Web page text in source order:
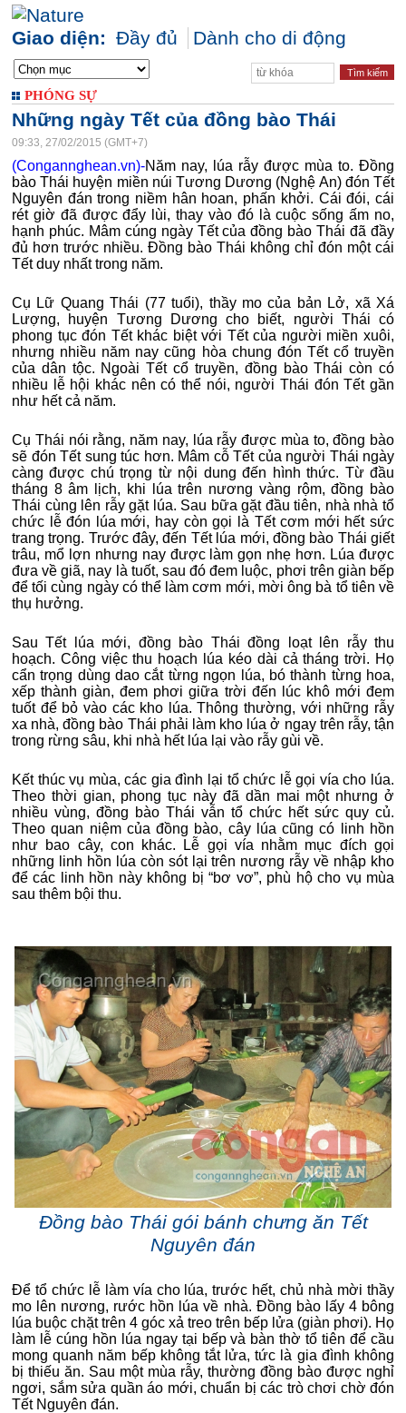
Giao diện: Đầy đủ Dành cho di động
PHÓNG SỰ
Những ngày Tết của đồng bào Thái
09:33, 27/02/2015 (GMT+7)
(Congannghean.vn)-Năm nay, lúa rẫy được mùa to. Đồng
bào Thái huyện miền núi Tương Dương (Nghệ An) đón Tết
Nguyên đán trong niềm hân hoan, phấn khởi. Cái đói, cái
rét giờ đã được đẩy lùi, thay vào đó là cuộc sống ấm no,
hạnh phúc. Mâm cúng ngày Tết của đồng bào Thái đã đầy
đủ hơn trước nhiều. Đồng bào Thái không chỉ đón một cái
Tết duy nhất trong năm.
Cụ Lữ Quang Thái (77 tuổi), thầy mo của bản Lở, xã Xá
Lượng, huyện Tương Dương cho biết, người Thái có
phong tục đón Tết khác biệt với Tết của người miền xuôi,
nhưng nhiều năm nay cũng hòa chung đón Tết cổ truyền
của dân tộc. Ngoài Tết cổ truyền, đồng bào Thái còn có
nhiều lễ hội khác nên có thể nói, người Thái đón Tết gần
như hết cả năm.
Cụ Thái nói rằng, năm nay, lúa rẫy được mùa to, đồng bào
sẽ đón Tết sung túc hơn. Mâm cỗ Tết của người Thái ngày
càng được chú trọng từ nội dung đến hình thức. Từ đầu
tháng 8 âm lịch, khi lúa trên nương vàng rộm, đồng bào
Thái cùng lên rẫy gặt lúa. Sau bữa gặt đầu tiên, nhà nhà tổ
chức lễ đón lúa mới, hay còn gọi là Tết cơm mới hết sức
trang trọng. Trước đây, đến Tết lúa mới, đồng bào Thái giết
trâu, mổ lợn nhưng nay được làm gọn nhẹ hơn. Lúa được
đưa về giã, nay là tuốt, sau đó đem luộc, phơi trên giàn bếp
để tối cùng ngày có thể làm cơm mới, mời ông bà tổ tiên về
thụ hưởng.
Sau Tết lúa mới, đồng bào Thái đồng loạt lên rẫy thu
hoạch. Công việc thu hoạch lúa kéo dài cả tháng trời. Họ
cẩn trọng dùng dao cắt từng ngọn lúa, bó thành từng hoa,
xếp thành giàn, đem phơi giữa trời đến lúc khô mới đem
tuốt để bỏ vào các kho lúa. Thông thường, với những rẫy
xa nhà, đồng bào Thái phải làm kho lúa ở ngay trên rẫy, tận
trong rừng sâu, khi nhà hết lúa lại vào rẫy gùi về.
Kết thúc vụ mùa, các gia đình lại tổ chức lễ gọi vía cho lúa.
Theo thời gian, phong tục này đã dần mai một nhưng ở
nhiều vùng, đồng bào Thái vẫn tổ chức hết sức quy củ.
Theo quan niệm của đồng bào, cây lúa cũng có linh hồn
như bao cây, con khác. Lễ gọi vía nhằm mục đích gọi
những linh hồn lúa còn sót lại trên nương rẫy về nhập kho
để các linh hồn này không bị “bơ vơ”, phù hộ cho vụ mùa
sau thêm bội thu.
Đồng bào Thái gói bánh chưng ăn Tết
Nguyên đán
Để tổ chức lễ làm vía cho lúa, trước hết, chủ nhà mời thầy
mo lên nương, rước hồn lúa về nhà. Đồng bào lấy 4 bông
lúa buộc chặt trên 4 góc xả treo trên bếp lửa (giàn phơi). Họ
làm lễ cúng hồn lúa ngay tại bếp và bàn thờ tổ tiên để cầu
mong quanh năm bếp không tắt lửa, tức là gia đình không
bị thiếu ăn. Sau một mùa rẫy, thường đồng bào được nghỉ
ngơi, sắm sửa quần áo mới, chuẩn bị các trò chơi chờ đón
Tết Nguyên đán.